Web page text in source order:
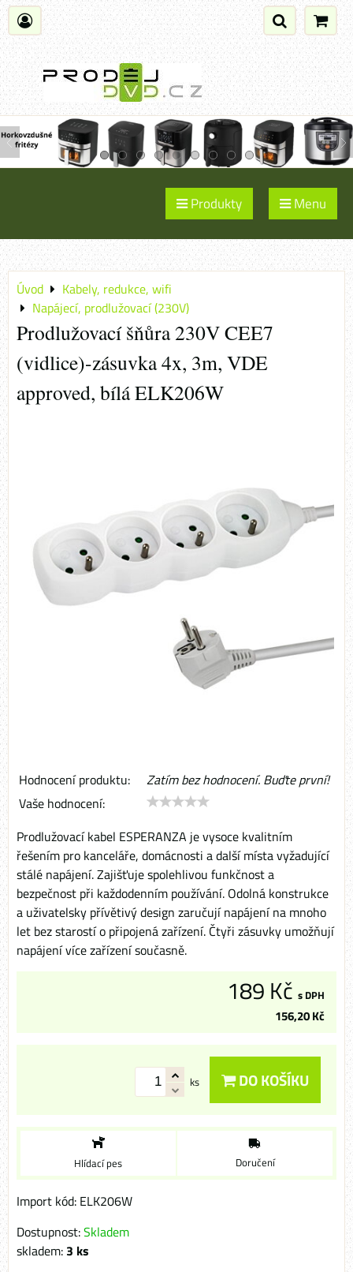
Produkty Menu
Úvod
Kabely, redukce, wifi
Napájecí, prodlužovací (230V)
Prodlužovací šňůra 230V CEE7
(vidlice)-zásuvka 4x, 3m, VDE
approved, bílá ELK206W
Hodnocení produktu:
Zatím bez hodnocení. Buďte první!
Vaše hodnocení:
Prodlužovací kabel ESPERANZA je vysoce kvalitním
řešením pro kanceláře, domácnosti a další místa vyžadující
stálé napájení. Zajišťuje spolehlivou funkčnost a
bezpečnost při každodenním používání. Odolná konstrukce
a uživatelsky přívětivý design zaručují napájení na mnoho
let bez starostí o připojená zařízení. Čtyři zásuvky umožňují
napájení více zařízení současně.
189 Kč s DPH
156,20 Kč
ks DO KOŠÍKU
Hlídací pes Doručení
Import kód: ELK206W
Dostupnost:Skladem
skladem: 3 ks